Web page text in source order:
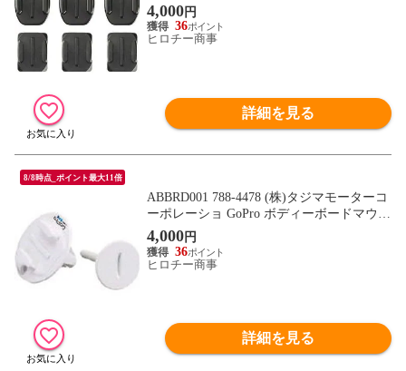
4,000円
36
ヒロチー商事
詳細を見る
8/8時点_ポイント最大11倍
ABBRD001 788-4478 (株)タジマモーターコ
ーポレーショ GoPro ボディーボードマウン
ト
4,000円
36
ヒロチー商事
詳細を見る